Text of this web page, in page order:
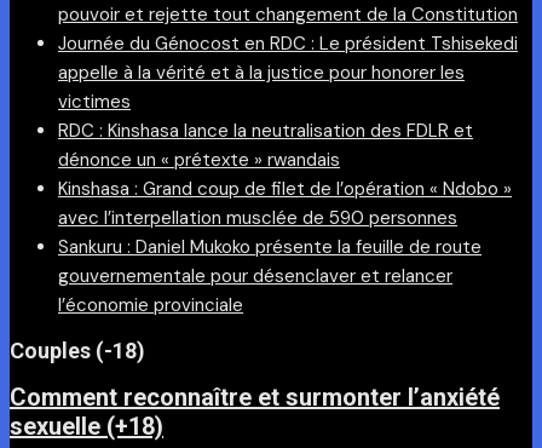
pouvoir et rejette tout changement de la Constitution
Journée du Génocost en RDC : Le président Tshisekedi
appelle à la vérité et à la justice pour honorer les
victimes
RDC : Kinshasa lance la neutralisation des FDLR et
dénonce un « prétexte » rwandais
Kinshasa : Grand coup de filet de l’opération « Ndobo »
avec l’interpellation musclée de 590 personnes
Sankuru : Daniel Mukoko présente la feuille de route
gouvernementale pour désenclaver et relancer
l’économie provinciale
Couples (-18)
Comment reconnaître et surmonter l’anxiété
sexuelle (+18)